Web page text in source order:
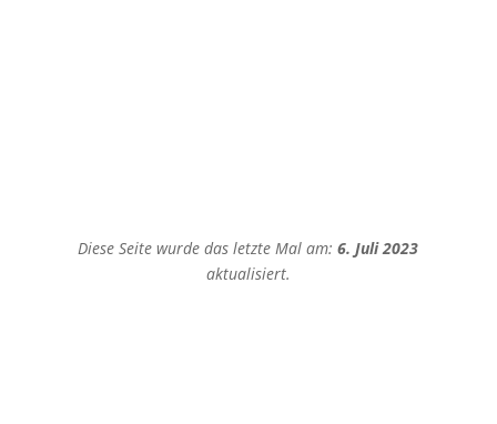
Diese Seite wurde das letzte Mal am:6. Juli 2023
aktualisiert.